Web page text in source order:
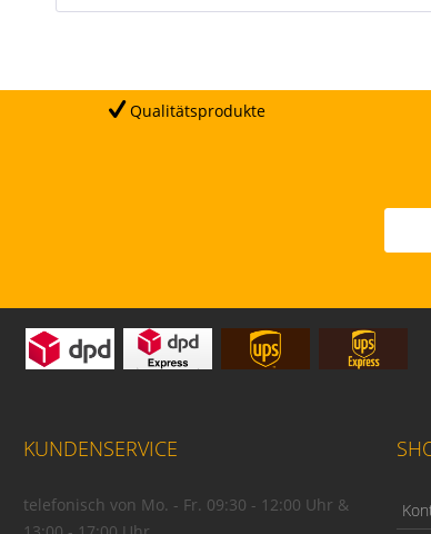
Qualitätsprodukte
KUNDENSERVICE
telefonisch von Mo. - Fr. 09:30 - 12:00 Uhr &